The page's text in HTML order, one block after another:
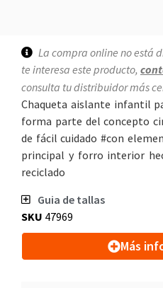
La compra online no está
te interesa este producto,
consulta tu distribuidor más
Chaqueta aislante infantil
forma parte del concepto
de fácil cuidado #con
principal y forro interior
reciclado
Guia de tallas
SKU 47969
Más